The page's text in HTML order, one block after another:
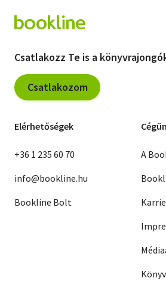
Csatlakozz Te is a
Csatlakozom
Elérhetőségek
+36 1 235 60 70
info@bookline.hu
Bookline Bolt
A